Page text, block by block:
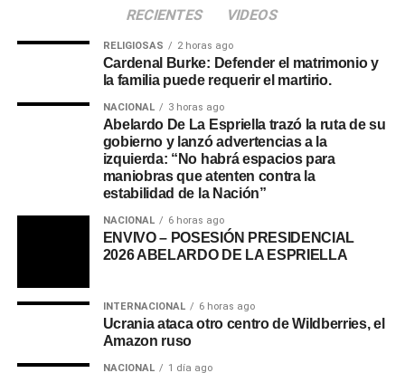
RECIENTES VIDEOS
RELIGIOSAS 2 horas ago
Cardenal Burke: Defender el matrimonio y
la familia puede requerir el martirio.
NACIONAL 3 horas ago
Abelardo De La Espriella trazó la ruta de su
gobierno y lanzó advertencias a la
izquierda: “No habrá espacios para
maniobras que atenten contra la
estabilidad de la Nación”
NACIONAL 6 horas ago
ENVIVO – POSESIÓN PRESIDENCIAL
2026 ABELARDO DE LA ESPRIELLA
INTERNACIONAL 6 horas ago
Ucrania ataca otro centro de Wildberries, el
Amazon ruso
NACIONAL 1 día ago